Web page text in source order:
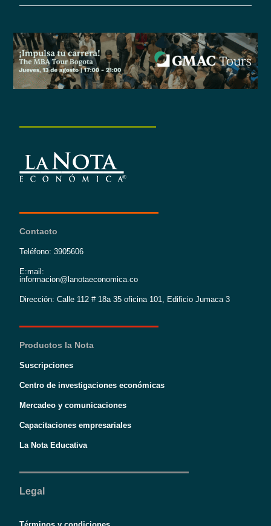
Contacto
Teléfono: 3905606
E:mail:
informacion@lanotaeconomica.co
Dirección: Calle 112 # 18a 35 oficina 101, Edificio Jumaca 3
Productos la Nota
Suscripciones
Centro de investigaciones económicas
Mercadeo y comunicaciones
Capacitaciones empresariales
La Nota Educativa
Legal